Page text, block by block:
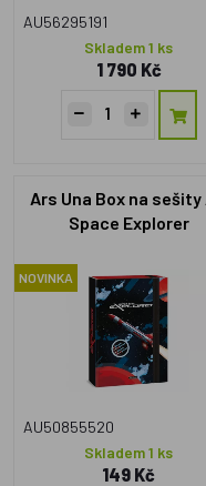
AU56295191
Skladem 1 ks
1 790 Kč
Ars Una Box na sešity
Space Explorer
NOVINKA
AU50855520
Skladem 1 ks
149 Kč